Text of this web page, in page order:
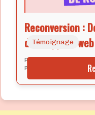
Reconversion :
développeur
Romain partage son
professionnelle.
Témoignage